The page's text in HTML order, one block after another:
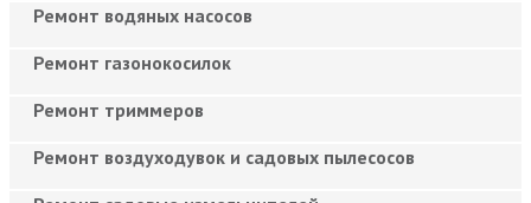
Ремонт водяных насосов
Ремонт газонокосилок
Ремонт триммеров
Ремонт воздуходувок и садовых пылесосов